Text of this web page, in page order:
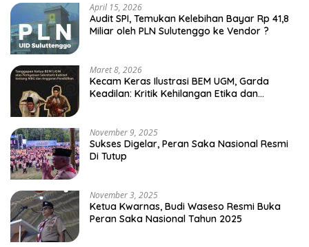
April 15, 2026
Audit SPI, Temukan Kelebihan Bayar Rp 41,8
Miliar oleh PLN Sulutenggo ke Vendor ?
Maret 8, 2026
Kecam Keras Ilustrasi BEM UGM, Garda
Keadilan: Kritik Kehilangan Etika dan
November 9, 2025
Sukses Digelar, Peran Saka Nasional Resmi
Di Tutup
November 3, 2025
Ketua Kwarnas, Budi Waseso Resmi Buka
Peran Saka Nasional Tahun 2025